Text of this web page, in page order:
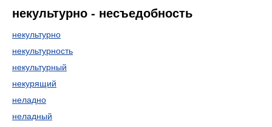
некультурно - несъедобность
некультурно
некультурность
некультурный
некурящий
неладно
неладный